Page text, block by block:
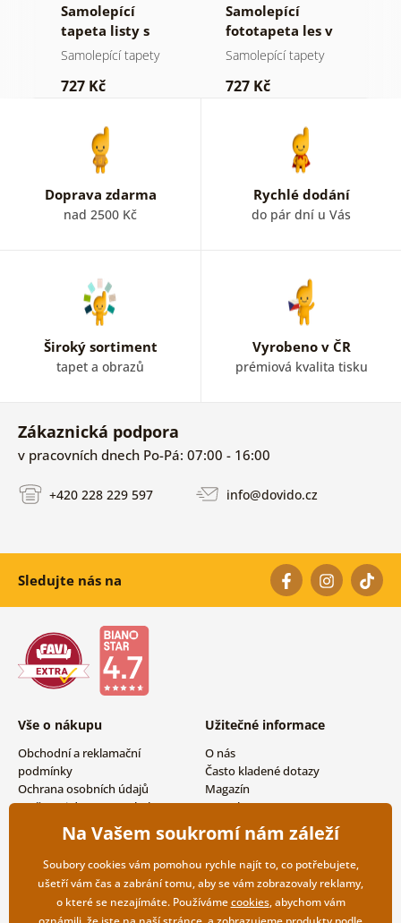
Samolepící
tapeta listy s
pastelovým
Samolepící tapety
727 Kč
Samolepící
fototapeta les v
mlze
Samolepící tapety
727 Kč
Doprava zdarma
nad 2500 Kč
Rychlé dodání
do pár dní u Vás
Široký sortiment
tapet a obrazů
Vyrobeno v ČR
prémiová kvalita tisku
Zákaznická podpora
v pracovních dnech Po-Pá: 07:00 - 16:00
+420 228 229 597 info@dovido.cz
Sledujte nás na
Vše o nákupu
Obchodní a reklamační
podmínky
Ochrana osobních údajů
Možnosti dopravy a platby
Vrácení zboží
Užitečné informace
O nás
Často kladené dotazy
Magazín
Kontakty
Velkoobchodní spolupráce
Na Vašem soukromí nám záleží
Soubory cookies vám pomohou rychle najít to, co potřebujete,
ušetří vám čas a zabrání tomu, aby se vám zobrazovaly reklamy,
o které se nezajímáte. Používámecookies, abychom vám